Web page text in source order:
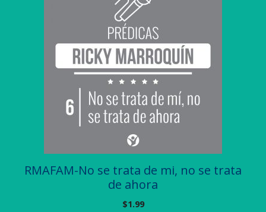
RMAFAM-No se trata de mi, no se trata
de ahora
$1.99